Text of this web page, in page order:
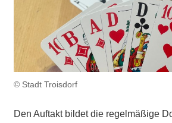
© Stadt Troisdorf
Den Auftakt bildet die regelmäßige